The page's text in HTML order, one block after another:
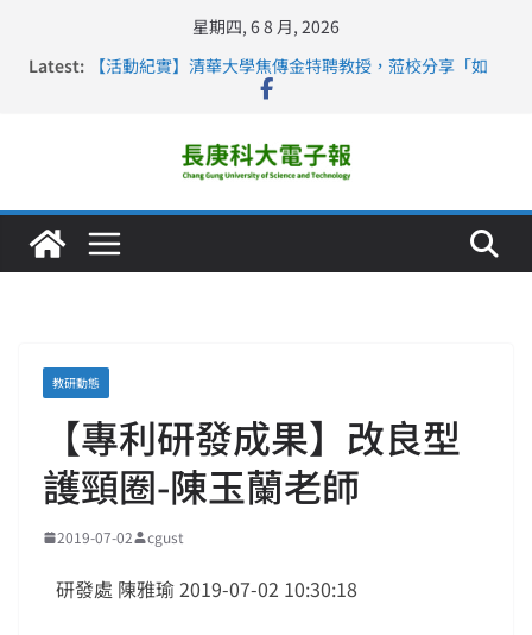
星期四, 6 8 月, 2026
Latest:
【活動紀實】清華大學焦傳金特聘教授，蒞校分享「如
長庚科大連四年穩居《遠見》醫學大學第5名 辦學實力再
深化永續醫療 長庚科大攜菲、印頂尖大學跨國合作
長庚科大護理系勇奪2026羅馬尼亞歐洲盃國際發明展雙
金牌暨雙特別獎 AI智慧照護與護理教育創新獲國際肯定
教研動態
【專利研發成果】改良型
護頸圈-陳玉蘭老師
2019-07-02 cgust
研發處 陳雅瑜 2019-07-02 10:30:18